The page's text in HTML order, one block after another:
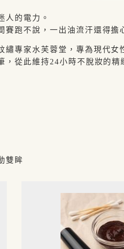
人的電力。
跑不說，一出油流汗還得擔
專家水芙蓉堂，專為現代女
從此維持24小時不脫妝的精
雙眸